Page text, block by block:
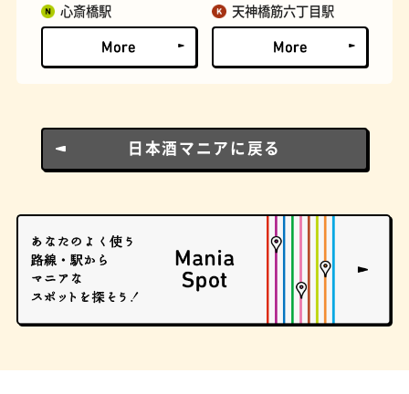
とうふ 床
おでん らせん階段
心斎橋駅
天神橋筋六丁目駅
日本酒マニアに戻る